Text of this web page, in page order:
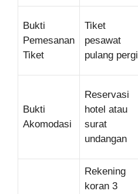
Bukti
Pemesanan
Tiket
Tiket
pesawat
pulang pergi
Bukti
Akomodasi
Reservasi
hotel atau
surat
undangan
Rekening
koran 3